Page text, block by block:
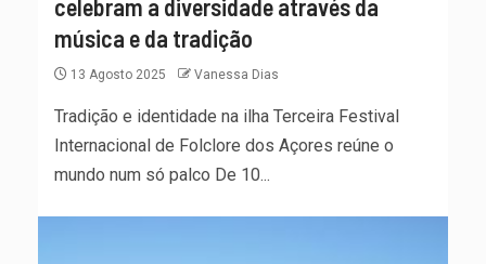
celebram a diversidade através da
música e da tradição
13 Agosto 2025 Vanessa Dias
Tradição e identidade na ilha Terceira Festival
Internacional de Folclore dos Açores reúne o
mundo num só palco De 10...